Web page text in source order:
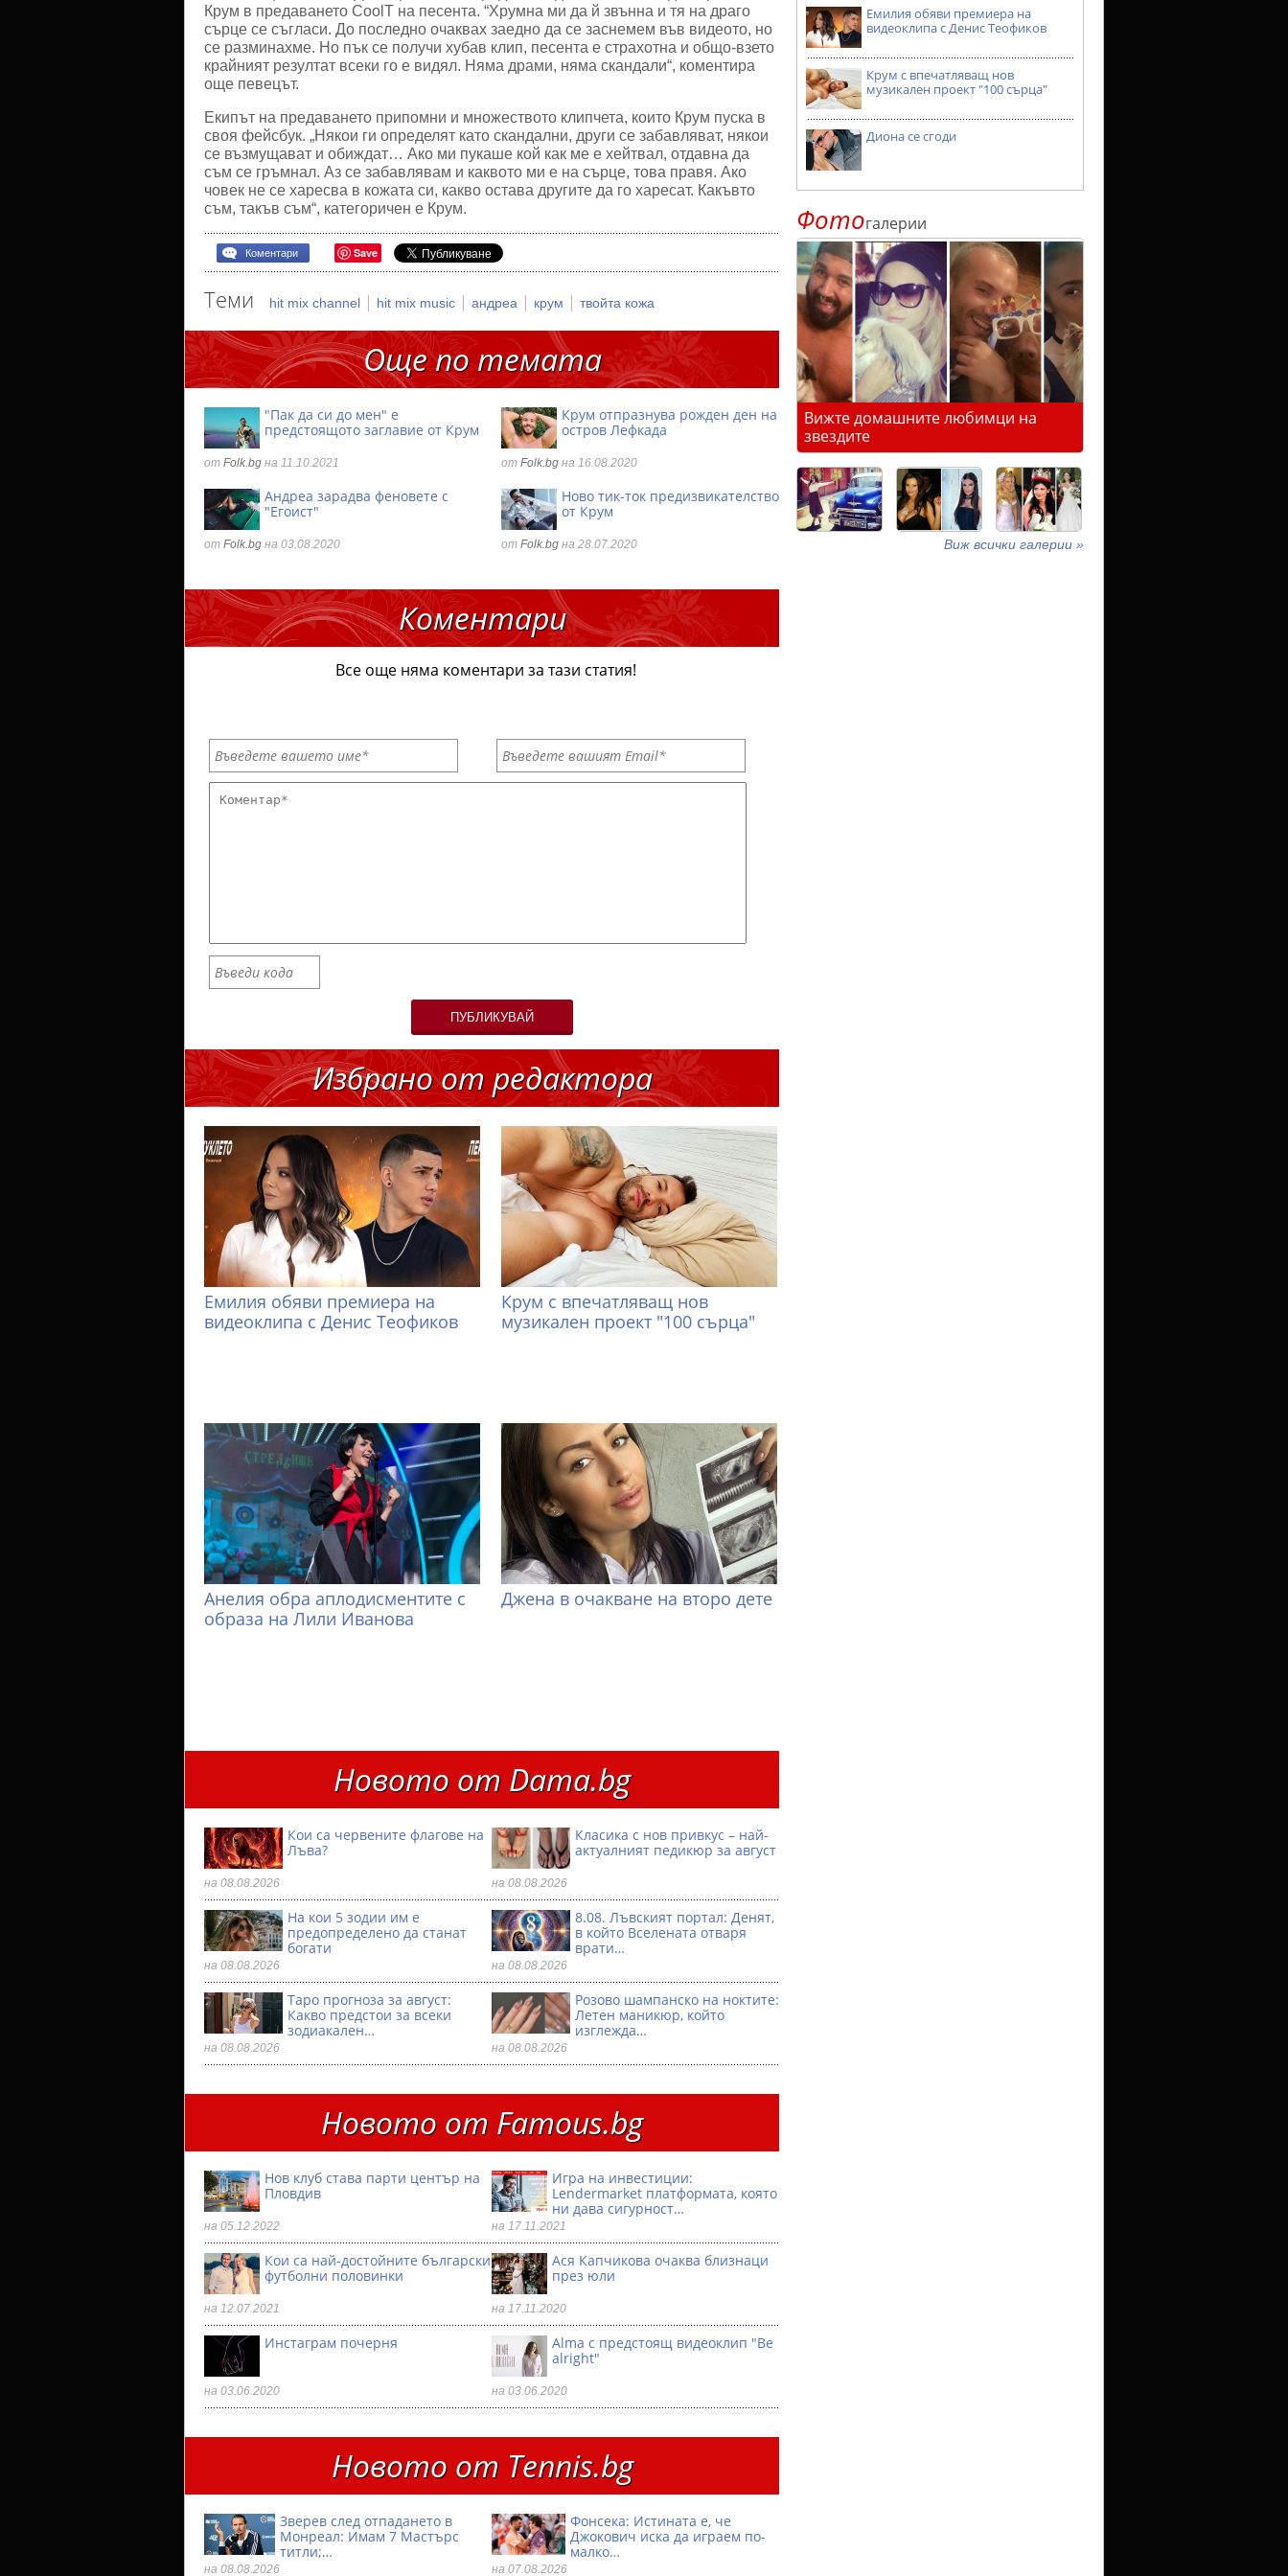
Крум в предаването CoolT на песента. “Хрумна ми да й звънна и тя на драго
сърце се съгласи. До последно очаквах заедно да се заснемем във видеото, но
се разминахме. Но пък се получи хубав клип, песента е страхотна и общо-взето
крайният резултат всеки го е видял. Няма драми, няма скандали“, коментира
още певецът.
Екипът на предаването припомни и множеството клипчета, които Крум пуска в
своя фейсбук. „Някои ги определят като скандални, други се забавляват, някои
се възмущават и обиждат… Ако ми пукаше кой как ме е хейтвал, отдавна да
съм се гръмнал. Аз се забавлявам и каквото ми е на сърце, това правя. Ако
човек не се харесва в кожата си, какво остава другите да го харесат. Какъвто
съм, такъв съм“, категоричен е Крум.
Коментари Save
Теми hit mix channel | hit mix music | андреа | крум | твойта кожа
Още по темата
"Пак да си до мен" е
предстоящото заглавие от Крум
от Folk.bg на 11.10.2021
Крум отпразнува рожден ден на
остров Лефкада
от Folk.bg на 16.08.2020
Андреа зарадва феновете с
"Егоист"
от Folk.bg на 03.08.2020
Ново тик-ток предизвикателство
от Крум
от Folk.bg на 28.07.2020
Коментари
Все още няма коментари за тази статия!
ПУБЛИКУВАЙ
Избрано от редактора
Емилия обяви премиера на
видеоклипа с Денис Теофиков
Крум с впечатляващ нов
музикален проект "100 сърца"
Анелия обра аплодисментите с
образа на Лили Иванова
Джена в очакване на второ дете
Новото от Dama.bg
Кои са червените флагове на
Лъва?
на 08.08.2026
Класика с нов привкус – най-
актуалният педикюр за август
на 08.08.2026
На кои 5 зодии им е
предопределено да станат
богати
на 08.08.2026
8.08. Лъвският портал: Денят,
в който Вселената отваря
врати…
на 08.08.2026
Таро прогноза за август:
Какво предстои за всеки
зодиакален…
на 08.08.2026
Розово шампанско на ноктите:
Летен маникюр, който
изглежда…
на 08.08.2026
Новото от Famous.bg
Нов клуб става парти център на
Пловдив
на 05.12.2022
Игра на инвестиции:
Lendermarket платформата, която
ни дава сигурност…
на 17.11.2021
Кои са най-достойните български
футболни половинки
на 12.07.2021
Ася Капчикова очаква близнаци
през юли
на 17.11.2020
Инстаграм почерня
на 03.06.2020
Alma с предстоящ видеоклип "Be
alright"
на 03.06.2020
Новото от Тennis.bg
Зверев след отпадането в
Монреал: Имам 7 Мастърс
титли;…
на 08.08.2026
Фонсека: Истината е, че
Джокович иска да играем по-
малко…
на 07.08.2026
Емилия обяви премиера на
видеоклипа с Денис Теофиков
Крум с впечатляващ нов
музикален проект "100 сърца"
Диона се сгоди
Фотогалерии
Вижте домашните любимци на
звездите
Виж всички галерии »